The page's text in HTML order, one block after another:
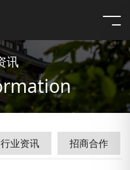
讯
行业资讯 招商合作